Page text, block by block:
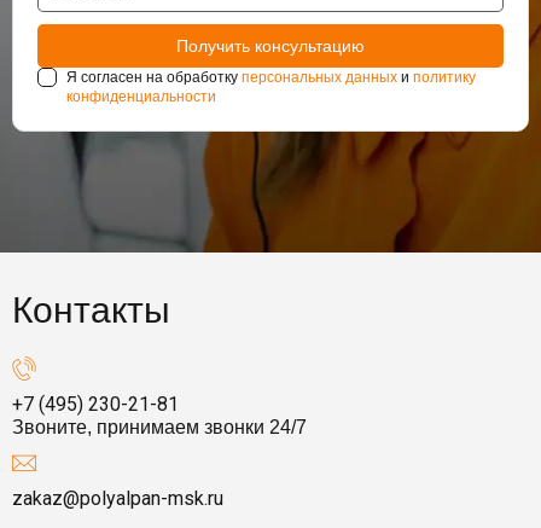
Я согласен на обработку персональных данных и политику
конфиденциальности
Контакты
+7 (495) 230-21-81
Звоните, принимаем звонки 24/7
zakaz@polyalpan-msk.ru